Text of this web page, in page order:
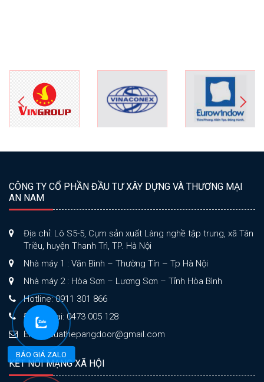
CÔNG TY CỔ PHẦN ĐẦU TƯ XÂY DỰNG VÀ THƯƠNG MẠI
AN NAM
Địa chỉ: Lô S5-5, Cụm sản xuất Làng nghề tập trung, xã Tân
Triều, huyện Thanh Trì, TP. Hà Nội
Nhà máy 1 : Văn Bình – Thường Tín – Tp Hà Nội
Nhà máy 2 : Hòa Sơn – Lương Sơn – Tỉnh Hòa Bình
Hotline: 0911 301 866
Điện thoại: 0473 005 128
Email: cuathepangdoor@gmail.com
KẾT NỐI MẠNG XÃ HỘI
BÁO GIÁ ZALO